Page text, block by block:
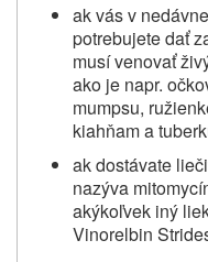
ak vás v
potrebujete dať
musí venovať
ako je napr.
mumpsu,
kiahňam a
ak dostávate
nazýva
akýkoľvek iný
Vinorelbin